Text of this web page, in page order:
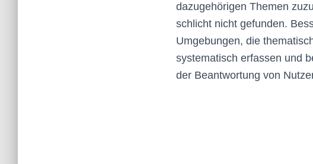
dazugehörigen Themen
schlicht nicht gefunden.
Umgebungen, die
systematisch erfassen und
der Beantwortung von